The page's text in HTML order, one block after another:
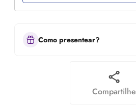
Como presentear?
Compartilhe